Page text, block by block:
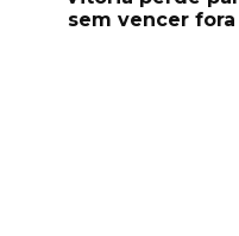
sem vencer